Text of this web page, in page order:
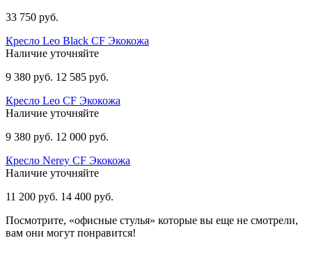
33 750 руб.
Кресло Leo Black CF Экокожа
Наличие уточняйте
9 380 руб. 12 585 руб.
Кресло Leo CF Экокожа
Наличие уточняйте
9 380 руб. 12 000 руб.
Кресло Nerey CF Экокожа
Наличие уточняйте
11 200 руб. 14 400 руб.
Посмотрите, «офисные стулья» которые вы еще не смотрели,
вам они могут понравится!